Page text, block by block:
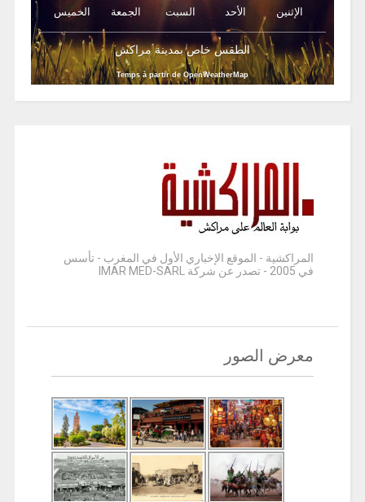
الخميس الجمعة السبت الأحد الإثنين
الطقس خاص بمدينة مراكش
Temps à partir de OpenWeatherMap
المراكشية - الموقع الإخباري الأول في المغرب - تأسس
في 2005 - تصدر عن شركة IMAR MED-SARL
معرض الصور